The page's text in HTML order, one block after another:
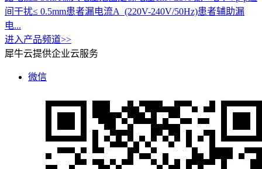
间干扰≤ 0.5mm患者漏电流A (220V-240V/50Hz)患者辅助漏
电...
进入产品频道>>
犀牛云提供企业云服务
微信